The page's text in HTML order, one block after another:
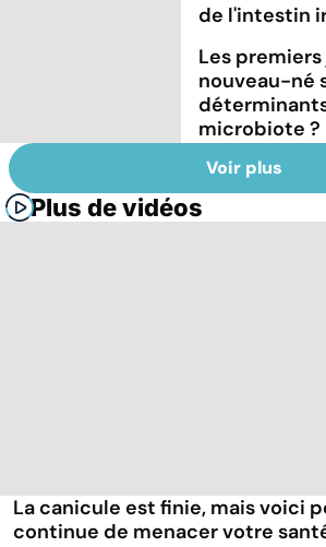
de l'intestin
Les
nouveau-né
microbiote ?
Voir plus
Plus de vidéos
La canicule est finie, mais voici
continue de menacer votre